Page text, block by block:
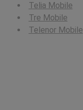
Telia Mobile
Tre Mobile
Telenor Mobile